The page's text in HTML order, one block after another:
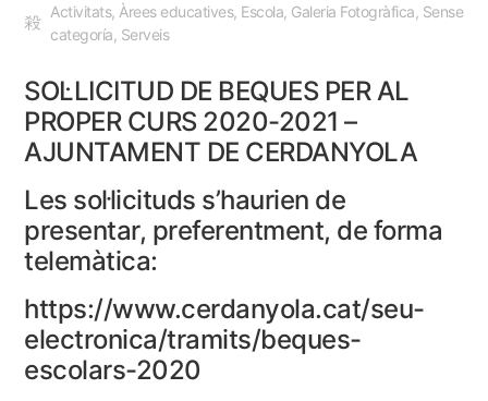
Activitats, Àrees educatives, Escola Galeria Fotogràfica Sense
categoría Serveis
SOL·LICITUD DE BEQUES PER AL
PROPER CURS 2020-2021 –
AJUNTAMENT DE CERDANYOLA
Les sol·licituds s’haurien de
presentar, preferentment, de forma
telemàtica:
https://www.cerdanyola.cat/seu-
electronica/tramits/beques-
escolars-2020